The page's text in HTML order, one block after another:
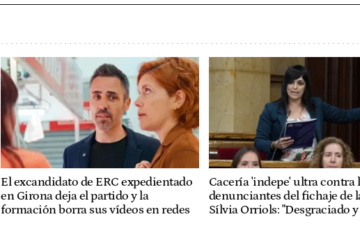
El excandidato de ERC expedientado
en Girona deja el partido y la
formación borra sus vídeos en redes
Cacería 'indepe' ultra contra
denunciantes del fichaje de
Sílvia Orriols: "Desgraciado